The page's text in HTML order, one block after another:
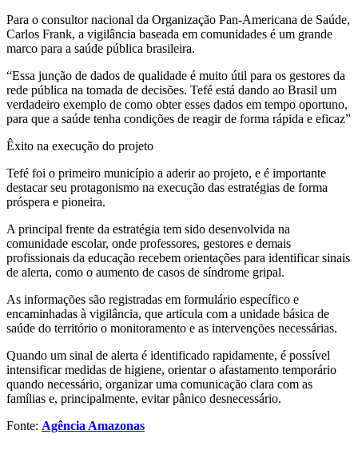
Para o consultor nacional da Organização Pan-Americana de Saúde,
Carlos Frank, a vigilância baseada em comunidades é um grande
marco para a saúde pública brasileira.
“Essa junção de dados de qualidade é muito útil para os gestores da
rede pública na tomada de decisões. Tefé está dando ao Brasil um
verdadeiro exemplo de como obter esses dados em tempo oportuno,
para que a saúde tenha condições de reagir de forma rápida e eficaz”
Êxito na execução do projeto
Tefé foi o primeiro município a aderir ao projeto, e é importante
destacar seu protagonismo na execução das estratégias de forma
próspera e pioneira.
A principal frente da estratégia tem sido desenvolvida na
comunidade escolar, onde professores, gestores e demais
profissionais da educação recebem orientações para identificar sinais
de alerta, como o aumento de casos de síndrome gripal.
As informações são registradas em formulário específico e
encaminhadas à vigilância, que articula com a unidade básica de
saúde do território o monitoramento e as intervenções necessárias.
Quando um sinal de alerta é identificado rapidamente, é possível
intensificar medidas de higiene, orientar o afastamento temporário
quando necessário, organizar uma comunicação clara com as
famílias e, principalmente, evitar pânico desnecessário.
Fonte: Agência Amazonas